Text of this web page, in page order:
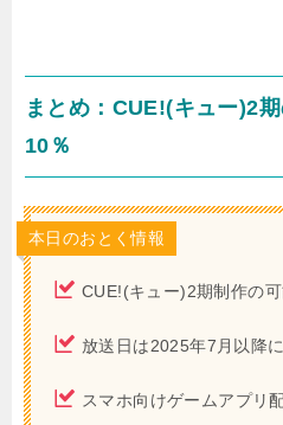
まとめ：CUE!(キュー)2
10％
本日のおとく情報
CUE!(キュー)2期制作の
放送日は2025年7月以降
スマホ向けゲームアプリ